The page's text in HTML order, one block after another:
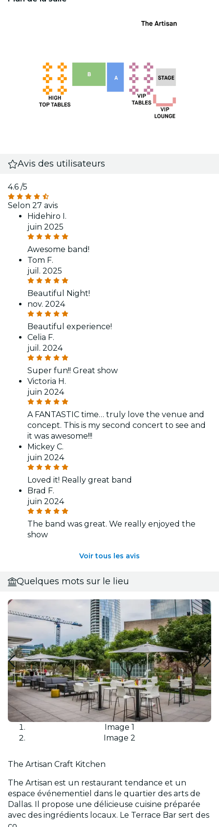
Avis des utilisateurs
4.6 /5
Selon 27 avis
Hidehiro I.
juin 2025
Awesome band!
Tom F.
juil. 2025
Beautiful Night!
nov. 2024
Beautiful experience!
Celia F.
juil. 2024
Super fun!! Great show
Victoria H.
juin 2024
A FANTASTIC time… truly love the venue and
concept. This is my second concert to see and
it was awesome!!!
Mickey C.
juin 2024
Loved it! Really great band
Brad F.
juin 2024
The band was great. We really enjoyed the
show
Voir tous les avis
Quelques mots sur le lieu
Image 1
Image 2
The Artisan Craft Kitchen
The Artisan est un restaurant tendance et un
espace événementiel dans le quartier des arts de
Dallas. Il propose une délicieuse cuisine préparée
avec des ingrédients locaux. Le Terrace Bar sert des